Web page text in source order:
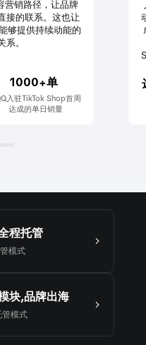
品牌
也让
能的
首周
入驻TikTok
动泰国本地
成为爆品，
Shop带来了
达人测品
程托管
模式
块,品牌出海
管模式